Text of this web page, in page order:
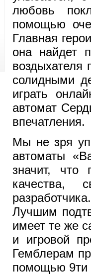
любовь
помощью
Главная
она найдет
воздыхателя
солидными
играть
автомат
впечатления.
Мы не зря
автоматы
значит, что
качества,
Лучшим
имеет те же
и игровой
Гемблерам
помощью 9ти